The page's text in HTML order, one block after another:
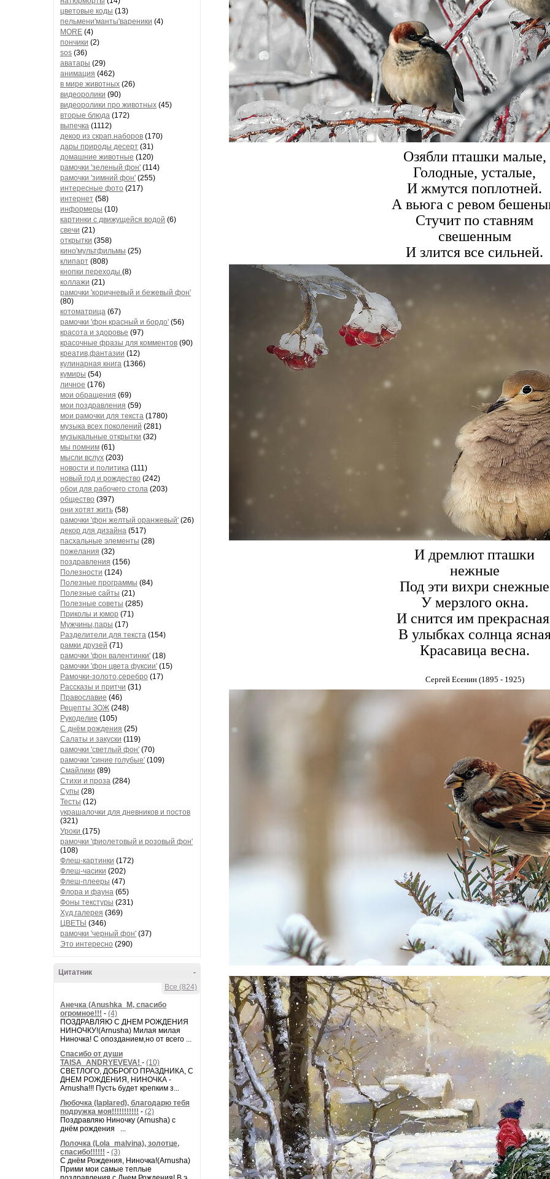
цветовые коды (13)
пельмени'манты'вареники (4)
MORE (4)
пончики (2)
sos (36)
аватары (29)
анимация (462)
в мире животных (26)
видеоролики (90)
видеоролики про животных (45)
вторые блюда (172)
выпечка (1112)
декор из скрап.наборов (170)
дары природы десерт (31)
домашние животные (120)
рамочки 'зеленый фон' (114)
рамочки 'зимний фон' (255)
интересные фото (217)
интернет (58)
информеры (10)
картинки с движущейся водой (6)
свечи (21)
открытки (358)
кино'мультфильмы (25)
клипарт (808)
кнопки переходы (8)
коллажи (21)
рамочки 'коричневый и бежевый фон'
(80)
котоматрица (67)
рамочки 'фон красный и бордо' (56)
красота и здоровье (97)
красочные фразы для комментов (90)
креатив,фантазии (12)
кулинарная книга (1366)
кумиры (54)
личное (176)
мои обращения (69)
мои поздравления (59)
мои рамочки для текста (1780)
музыка всех поколений (281)
музыкальные открытки (32)
мы помним (61)
мысли вслух (203)
новости и политика (111)
новый год и рождество (242)
обои для рабочего стола (203)
общество (397)
они хотят жить (58)
рамочки 'фон желтый оранжевый' (26)
декор для дизайна (517)
пасхальные элементы (28)
пожелания (32)
поздравления (156)
Полезности (124)
Полезные программы (84)
Полезные сайты (21)
Полезные советы (285)
Приколы и юмор (71)
Мужчины,пары (17)
Разделители для текста (154)
рамки друзей (71)
рамочки 'фон валентинки' (18)
рамочки 'фон цвета фуксии' (15)
Рамочки-золото,серебро (17)
Рассказы и притчи (31)
Православие (46)
Рецепты ЗОЖ (248)
Рукоделие (105)
С днём рождения (25)
Салаты и закуски (119)
рамочки 'светлый фон' (70)
рамочки 'синие голубые' (109)
Смайлики (89)
Стихи и проза (284)
Супы (28)
Тесты (12)
украшалочки для дневников и постов
(321)
Уроки (175)
рамочки 'фиолетовый и розовый фон'
(108)
Флеш-картинки (172)
Флеш-часики (202)
Флеш-плееры (47)
Флора и фауна (65)
Фоны текстуры (231)
Худ.галерея (369)
ЦВЕТЫ (346)
рамочки 'черный фон' (37)
Это интересно (290)
-
Цитатник
Все (824)
Анечка (Anushka_M, спасибо
огромное!!! - (4)
ПОЗДРАВЛЯЮ С ДНЕМ РОЖДЕНИЯ
НИНОЧКУ!(Arnusha) Милая милая
Ниночка! С опозданием,но от всего ...
Спасибо от души
TAISA_ANDRYEVEVA! - (10)
СВЕТЛОГО, ДОБРОГО ПРАЗДНИКА, С
ДНЕМ РОЖДЕНИЯ, НИНОЧКА -
Arnusha!!! Пусть будет крепким з...
Любочка (laplared), благодарю тебя
подружка моя!!!!!!!!!!! - (2)
Поздравляю Ниночку (Arnusha) с
днём рождения ...
Лолочка (Lola_malvina), золотце,
спасибо!!!!!! - (3)
С днём Рождения, Ниночка!(Аrnusha)
Прими мои самые теплые
Озябли пташки малые,
Голодные, усталые,
И жмутся поплотней.
А вьюга с ревом
Стучит по ставням
свешенным
И злится все сильней.
И дремлют пташки
нежные
Под эти вихри снежные
У мерзлого окна.
И снится им
В улыбках солнца
Красавица весна.
Сергей Есенин (1895 - 1925)